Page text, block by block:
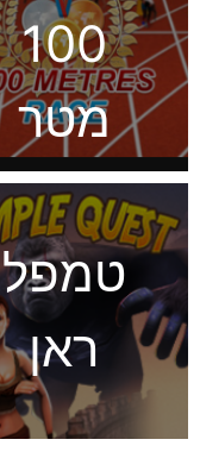
100
מטר
טמפל
ראן